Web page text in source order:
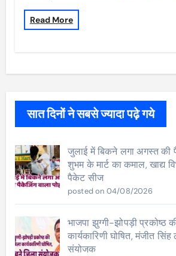
Read More
सात दिनों ने सबसे ज्यादा पढ़े गये
जुलाई में बिकने लगा अगस्त की
शुभम के मार्ट का कमाल, खाद्य
पैकेट सीज
posted on 04/08/2026
भाजपा झुग्गी-झोपड़ी प्रकोष्ठ
कार्यकारिणी घोषित, मंजीत
संयोजक